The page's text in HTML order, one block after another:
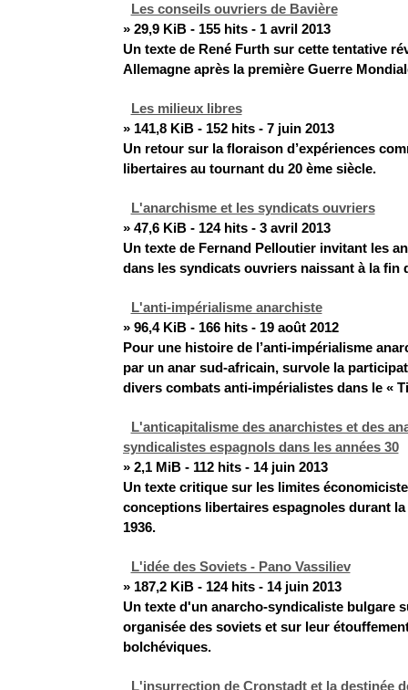
Les conseils ouvriers de Bavière
» 29,9 KiB - 155 hits - 1 avril 2013
Un texte de René Furth sur cette tentative
Allemagne après la première Guerre
Les milieux libres
» 141,8 KiB - 152 hits - 7 juin 2013
Un retour sur la floraison d’expériences
libertaires au tournant du 20 ème siècle.
L'anarchisme et les syndicats ouvriers
» 47,6 KiB - 124 hits - 3 avril 2013
Un texte de Fernand Pelloutier invitant les
dans les syndicats ouvriers naissant à la fin
L'anti-impérialisme anarchiste
» 96,4 KiB - 166 hits - 19 août 2012
Pour une histoire de l’anti-impérialisme
par un anar sud-africain, survole la
divers combats anti-impérialistes dans le «
L'anticapitalisme des anarchistes et des
syndicalistes espagnols dans les années 30
» 2,1 MiB - 112 hits - 14 juin 2013
Un texte critique sur les limites
conceptions libertaires espagnoles durant
1936.
L'idée des Soviets - Pano Vassiliev
» 187,2 KiB - 124 hits - 14 juin 2013
Un texte d'un anarcho-syndicaliste bulgare
organisée des soviets et sur leur
bolchéviques.
L'insurrection de Cronstadt et la destinée